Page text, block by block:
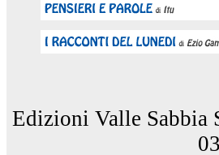
Edizioni Valle Sabbia